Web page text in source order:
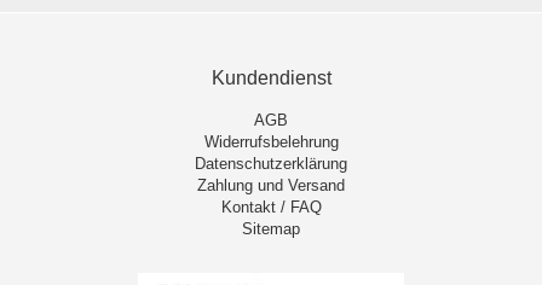
Kundendienst
AGB
Widerrufsbelehrung
Datenschutzerklärung
Zahlung und Versand
Kontakt / FAQ
Sitemap